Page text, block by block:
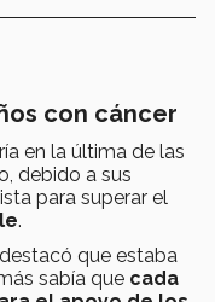
con cáncer
en la última de las
debido a sus
para superar el
.
que estaba
sabía que cada